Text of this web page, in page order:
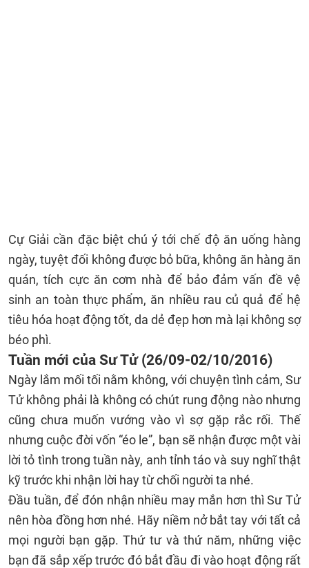
Cự Giải cần đặc biệt chú ý tới chế độ ăn uống hàng
ngày, tuyệt đối không được bỏ bữa, không ăn hàng ăn
quán, tích cực ăn cơm nhà để bảo đảm vấn đề vệ
sinh an toàn thực phẩm, ăn nhiều rau củ quả để hệ
tiêu hóa hoạt động tốt, da dẻ đẹp hơn mà lại không sợ
béo phì.
Tuần mới của Sư Tử (26/09-02/10/2016)
Ngày lắm mối tối nằm không, với chuyện tình cảm, Sư
Tử không phải là không có chút rung động nào nhưng
cũng chưa muốn vướng vào vì sợ gặp rắc rối. Thế
nhưng cuộc đời vốn “éo le”, bạn sẽ nhận được một vài
lời tỏ tình trong tuần này, anh tỉnh táo và suy nghĩ thật
kỹ trước khi nhận lời hay từ chối người ta nhé.
Đầu tuần, để đón nhận nhiều may mắn hơn thì Sư Tử
nên hòa đồng hơn nhé. Hãy niềm nở bắt tay với tất cả
mọi người bạn gặp. Thứ tư và thứ năm, những việc
bạn đã sắp xếp trước đó bắt đầu đi vào hoạt động rất